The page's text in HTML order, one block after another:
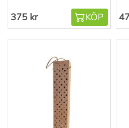
375 kr KÖP